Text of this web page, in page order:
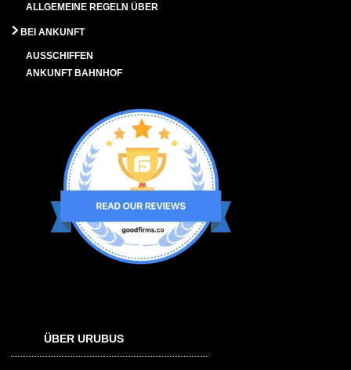
ALLGEMEINE REGELN ÜBER
BEI ANKUNFT
AUSSCHIFFEN
ANKUNFT BAHNHOF
ÜBER URUBUS